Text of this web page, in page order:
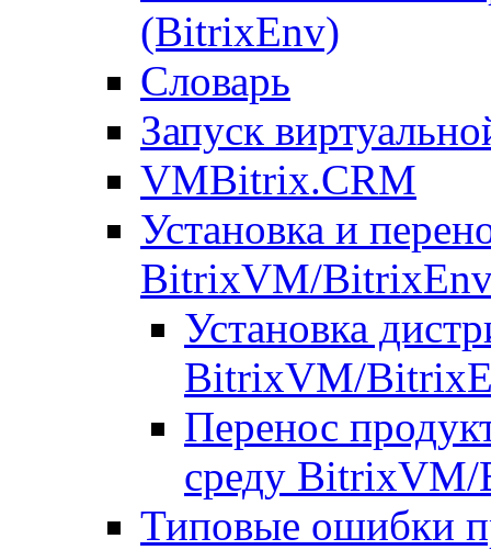
(BitrixEnv)
Словарь
Запуск
VMBitrix.CRM
Установка и
BitrixVM/
Установка
BitrixVM/
Перенос
среду
Типовые ошибки